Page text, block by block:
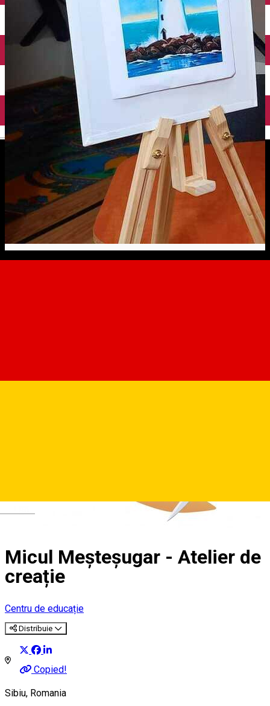
English
Micul Meșteșugar - Atelier de
creație
Centru de educație
Distribuie
Copied!
Sibiu, Romania